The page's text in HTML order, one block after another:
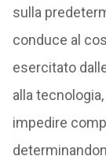
sulla
conduce al
esercitato
alla
impedire